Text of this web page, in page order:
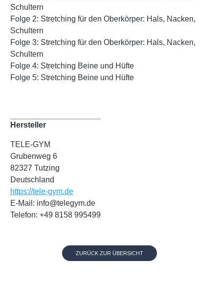
Schultern
Folge 2: Stretching für den Oberkörper: Hals, Nacken,
Schultern
Folge 3: Stretching für den Oberkörper: Hals, Nacken,
Schultern
Folge 4: Stretching Beine und Hüfte
Folge 5: Stretching Beine und Hüfte
Hersteller
TELE-GYM
Grubenweg 6
82327 Tutzing
Deutschland
https://tele-gym.de
E-Mail: info@telegym.de
Telefon: +49 8158 995499
ZURÜCK ZUR ÜBERSICHT